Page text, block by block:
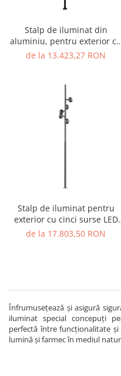
Stalp de iluminat din
aluminiu, pentru exterior cu
doua brate si bec LED - A4012
de la 13.423,27 RON
Stalp de iluminat pentru
exterior cu cinci surse LED
realizat din aluminiu A4021
de la 17.803,50 RON
Înfrumusețează și asigură
iluminat special concepuți
perfectă între funcționalitate
lumină și farmec în mediul